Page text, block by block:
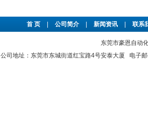
首 页 公司简介 新闻资讯 联系
东莞市豪恩自动
公司地址：东莞市东城街道红宝路4号安泰大厦 电子